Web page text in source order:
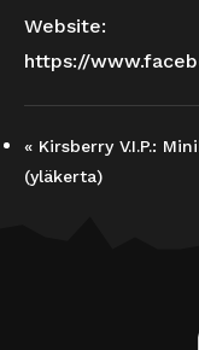
Website:
https://
« Kirsberry V.I.P.:
(yläkerta)